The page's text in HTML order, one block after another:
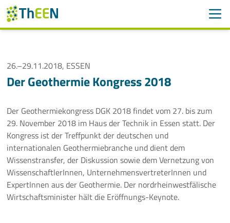
Navigation überspringen
ThEEN
Mitglieder
Aktivitäten
Veranstaltungen
Aktuelle Termine
26.–29.11.2018, ESSEN
Der Geothermie Kongress 2018
Der Geothermiekongress DGK 2018 findet vom 27. bis zum
29. November 2018 im Haus der Technik in Essen statt. Der
Kongress ist der Treffpunkt der deutschen und
internationalen Geothermiebranche und dient dem
Wissenstransfer, der Diskussion sowie dem Vernetzung von
WissenschaftlerInnen, UnternehmensvertreterInnen und
ExpertInnen aus der Geothermie. Der nordrheinwestfälische
Wirtschaftsminister hält die Eröffnungs-Keynote.